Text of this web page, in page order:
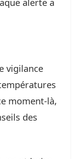
vigilance
moment-là,
des